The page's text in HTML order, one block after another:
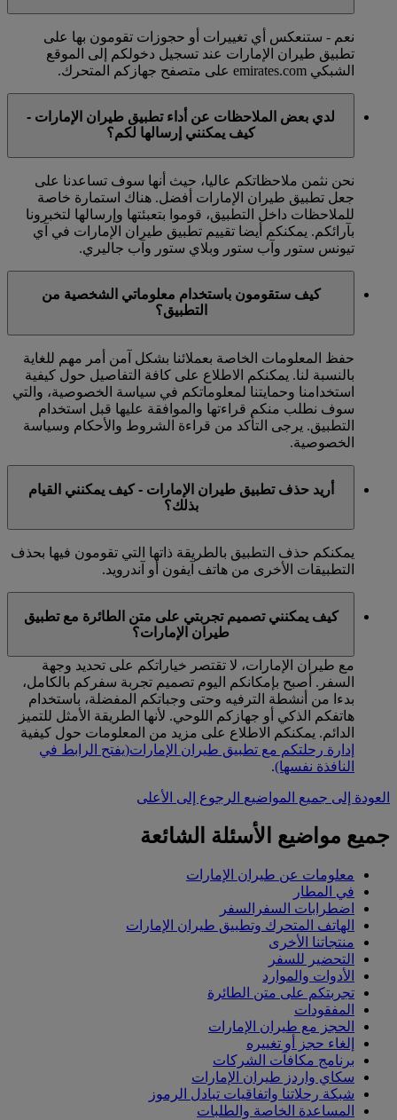
نعم - ستنعكس أي تغييرات أو حجوزات تقومون بها على
تطبيق طيران الإمارات عند تسجيل دخولكم إلى الموقع
الشبكي emirates.com على متصفح جهازكم المتحرك.
لدي بعض الملاحظات عن أداء تطبيق طيران الإمارات -
كيف يمكنني إرسالها لكم؟
نحن نثمن ملاحظاتكم عاليا، حيث أنها سوف تساعدنا على
جعل تطبيق طيران الإمارات أفضل. هناك استمارة خاصة
للملاحظات داخل التطبيق، قوموا بتعبئتها وإرسالها لتخبرونا
بآرائكم. يمكنكم أيضا تقييم تطبيق طيران الإمارات في آي
تيونس ستور وآب ستور وبلاي ستور وآب جاليري.
كيف ستقومون باستخدام معلوماتي الشخصية من
التطبيق؟
حفظ المعلومات الخاصة بعملائنا بشكل آمن أمر مهم للغاية
بالنسبة لنا. يمكنكم الاطلاع على كافة التفاصيل حول كيفية
استخدامنا وحمايتنا لمعلوماتكم في سياسة الخصوصية، والتي
سوف نطلب منكم قراءتها والموافقة عليها قبل استخدام
التطبيق. يرجى التأكد من قراءة الشروط والأحكام وسياسة
الخصوصية.
أريد حذف تطبيق طيران الإمارات - كيف يمكنني القيام
بذلك؟
يمكنكم حذف التطبيق بالطريقة ذاتها التي تقومون فيها بحذف
التطبيقات الأخرى من هاتف آيفون أو آندرويد.
كيف يمكنني تصميم تجربتي على متن الطائرة مع تطبيق
طيران الإمارات؟
مع طيران الإمارات، لا تقتصر خياراتكم على تحديد وجهة
السفر. أصبح بإمكانكم اليوم تصميم تجربة سفركم بالكامل،
بدءا من أنشطة الترفيه وحتى وجباتكم المفضلة، باستخدام
هاتفكم الذكي أو جهازكم اللوحي. لأنها الطريقة الأمثل للتميز
الدائم. يمكنكم الاطلاع على مزيد من المعلومات حول كيفية
إدارة رحلتكم مع تطبيق طيران الإمارات(يفتح الرابط في
النافذة نفسها).
العودة إلى جميع المواضيع الرجوع إلى الأعلى
جميع مواضيع الأسئلة الشائعة
معلومات عن طيران الإمارات
في المطار
اضطرابات السفرالسفر
الهاتف المتحرك وتطبيق طيران الإمارات
منتجاتنا الأخرى
التحضير للسفر
الأدوات والموارد
تجربتكم على متن الطائرة
المفقودات
الحجز مع طيران الإمارات
إلغاء حجز أو تغييره
برنامج مكافآت الشركات
سكاي واردز طيران الإمارات
شبكة رحلاتنا واتفاقيات تبادل الرموز
المساعدة الخاصة والطلبات